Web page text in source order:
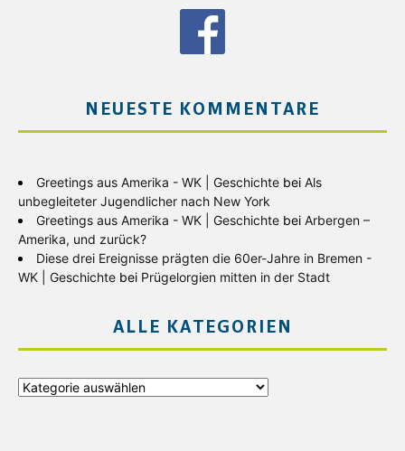
NEUESTE KOMMENTARE
Greetings aus Amerika - WK | Geschichte bei Als
unbegleiteter Jugendlicher nach New York
Greetings aus Amerika - WK | Geschichte bei Arbergen –
Amerika, und zurück?
Diese drei Ereignisse prägten die 60er-Jahre in Bremen -
WK | Geschichte bei Prügelorgien mitten in der Stadt
ALLE KATEGORIEN
Alle